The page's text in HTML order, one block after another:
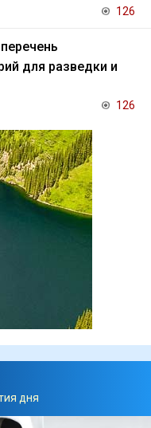
126
для разведки и
126
дня